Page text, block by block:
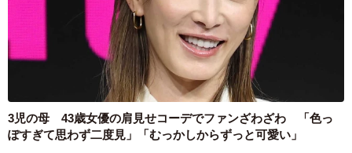
3児の母 43歳女優の肩見せコーデでファンざわざわ 「色っ
ぽすぎて思わず二度見」「むっかしからずっと可愛い」